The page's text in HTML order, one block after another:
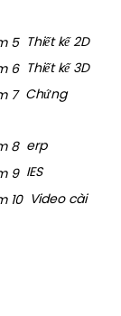
Thiết kế 2D
Thiết kế 3D
Chứng
erp
IES
Video cài